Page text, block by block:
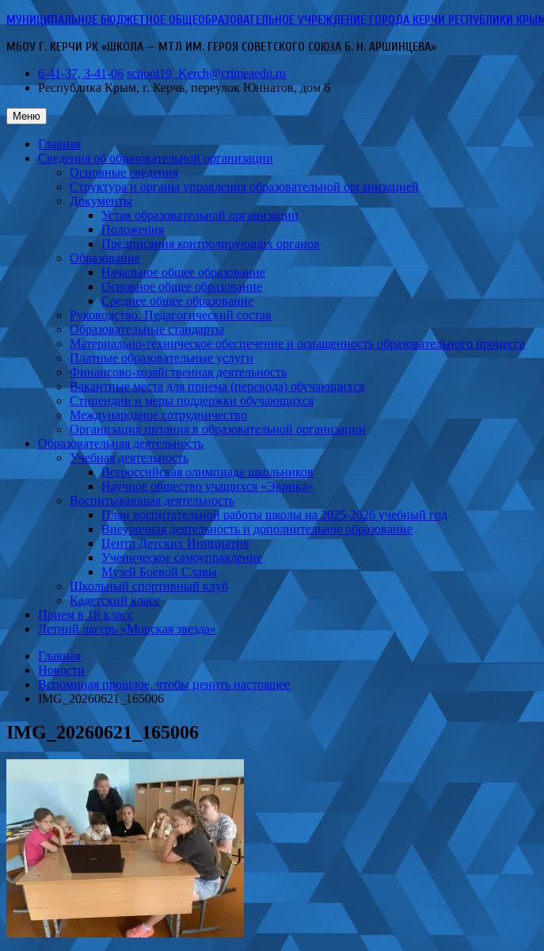
Перейти
содержимому
МУНИЦИПАЛЬНОЕ БЮДЖЕТНОЕ ОБЩЕОБРАЗОВАТЕЛЬНОЕ УЧРЕЖДЕНИЕ ГОРОДА КЕРЧИ РЕСПУБЛИКИ
МБОУ Г. КЕРЧИ РК «ШКОЛА — МТЛ ИМ. ГЕРОЯ СОВЕТСКОГО СОЮЗА Б. Н. АРШИНЦЕВА»
6-41-37, 3-41-06 school19_Kerch@crimeaedu.ru
Республика Крым, г. Керчь, переулок Юннатов, дом 6
Меню
Главная
Сведения об образовательной организации
Основные сведения
Структура и органы управления образовательной организацией
Документы
Устав образовательной организации
Положения
Предписания контролирующих органов
Образование
Начальное общее образование
Основное общее образование
Среднее общее образование
Руководство. Педагогический состав
Образовательные стандарты
Материально-техническое обеспечение и оснащенность образовательного процесса
Платные образовательные услуги
Финансово-хозяйственная деятельность
Вакантные места для приема (перевода) обучающихся
Cтипендии и меры поддержки обучающихся
Международное сотрудничество
Организация питания в образовательной организации
Образовательная деятельность
Учебная деятельность
Всероссийская олимпиада школьников
Научное общество учащихся «Эврика»
Воспитывающая деятельность
План воспитательной работы школы на 2025-2026 учебный год
Внеурочная деятельность и дополнительное образование
Центр Детских Инициатив
Ученическое самоуправление
Музей Боевой Славы
Школьный спортивный клуб
Кадетский класс
Прием в 1й класс
Летний лагерь «Морская звезда»
Главная
Новости
Вспоминая прошлое, чтобы ценить настоящее
IMG_20260621_165006
IMG_20260621_165006